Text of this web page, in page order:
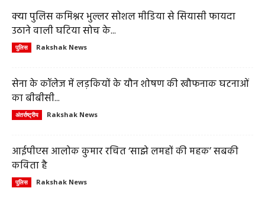
क्या पुलिस कमिश्नर भुल्लर सोशल मीडिया से सियासी फायदा
उठाने वाली घटिया सोच के...
पुलिस Rakshak News
सेना के कॉलेज में लड़कियों के यौन शोषण की खौफनाक घटनाओं
का बीबीसी...
अंतर्राष्ट्रीय Rakshak News
आईपीएस आलोक कुमार रचित ‘साझे लमहों की महक’ सबकी
कविता है
पुलिस Rakshak News